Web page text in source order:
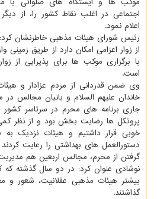
اجتماعی در اغلب نقاط کشور را، از
اعلام نمود.
رئیس شورای هیئات مذهبی خاطرنشان
از زوار اعزامی امکان دارد از طریق زمینی
با برگزاری موکب ها برای پذیرایی از
است.
وی ضمن قدردانی از مردم عزادار و
خاندان علیهم السلام و بانیان مجالس
جاری برنامه های محرم در سرتاسر کشور
پروتکل ها رضایت بخش بود و از نظر
دستورالعمل های بهداشتی را رعایت
گرفتن از محرم، مجالس اربعین هم
نوشادی عنوان کرد: در دو سال گذشته که
بیشتر هیئات مذهبی عقلانیت، شعور و
گذاشتند.